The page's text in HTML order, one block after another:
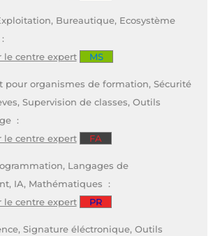
Bureautique, Ecosystème
le centre expert MS
pour organismes de formation, Sécurité
Supervision de classes, Outils
:
le centre expert FA
Langages de
IA, Mathématiques :
le centre expert PR
Signature éléctronique, Outils